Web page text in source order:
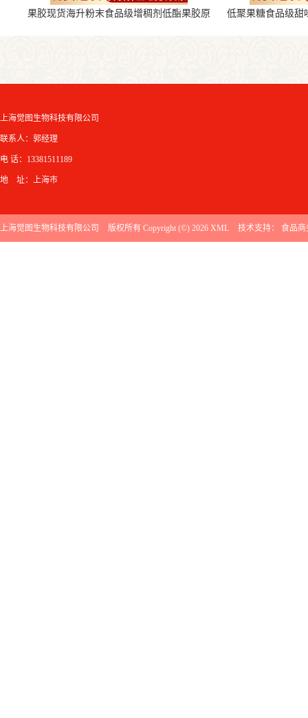
果胶现货海升粉末食品级增稠剂低酯果胶原
低聚果糖食品级甜
上海觉图生物科技有限公司
联系人：郭经理
电 话：13381511189
地 址：上海市
上海觉图生物科技有限公司 版权所有 Copyright (©) 2026 XML 技术支持： 食品商